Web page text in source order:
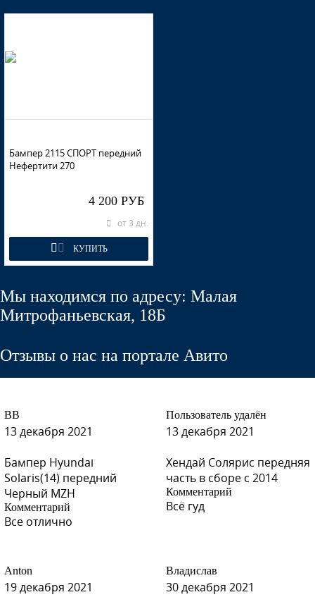
Бампер 2115 СПОРТ передний
Нефертити 270
4 200 РУБ
от 3 дн.
КУПИТЬ
Мы находимся по адресу: Малая
Митрофаньевская, 18Б
Отзывы о нас на портале Авито
ВВ
13 декабря 2021
Бампер Hyundai
Solaris(14) передний
Черный MZH
Комментарий
Все отлично
Пользователь удалён
13 декабря 2021
Хендай Солярис передняя
часть в сборе с 2014
Комментарий
Всё гуд
Anton
19 декабря 2021
Владислав
30 декабря 2021